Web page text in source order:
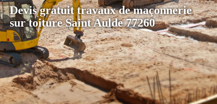
Devis gratuit travaux de maçonnerie
sur toiture Saint Aulde 77260